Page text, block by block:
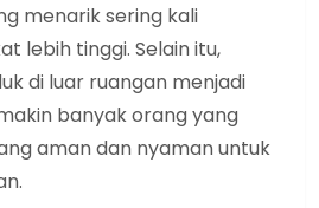
menarik sering kali
lebih tinggi. Selain itu,
di luar ruangan menjadi
banyak orang yang
aman dan nyaman untuk